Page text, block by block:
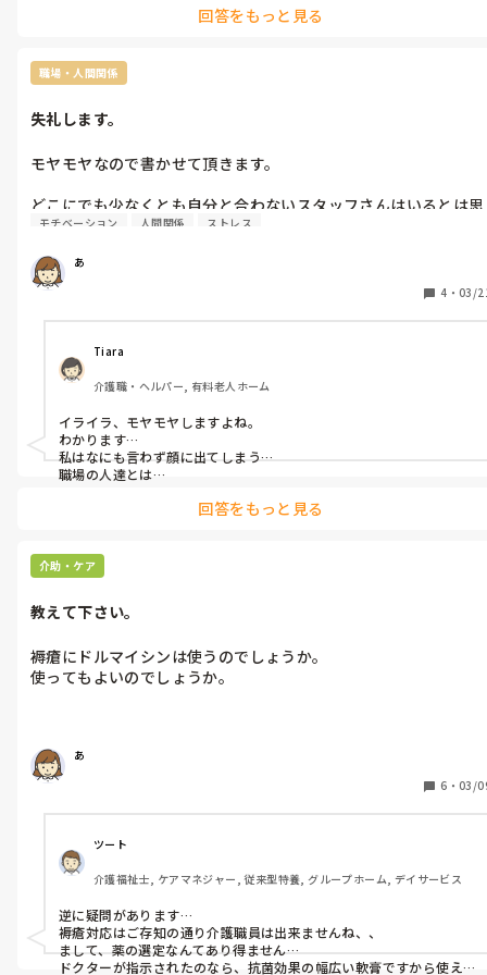
回答をもっと見る
職場・人間関係
失礼します。
モヤモヤなので書かせて頂きます。
どこにでも少なくとも自分と合わないスタッフさんはいるとは思
います。
自分の言った事が100%正しいとは思いませんが…。
私は腹が立って仕方がありません。
周りのスタッフさんは心が広く、「しょうがないないよ。出来な
いし、わからないのだからと」
bスタッフさんは「腹を立てずに注意出来たら良いのにね」と、
確かにそうなんです。
ばかにしているのか、私を下にみているからか、注意しても反論
がまったく関わらないわけにはいかないので…。
モチベーション 人間関係 ストレス
あ
4 ・ 03/
Tiara
介護職・ヘルパー, 有料老人ホーム
イライラ、モヤモヤしますよね。
わかります…
私はなにも言わず顔に出てしまう…
職場の人達とは
ご利用者様にはしっかり笑顔で対応しています(笑)
回答をもっと見る
介助・ケア
教えて下さい。
褥瘡にドルマイシンは使うのでしょうか。
あ
6 ・ 03/
ツート
介護福祉士, ケアマネジャー, 従来型特養, グループホーム, デイサービス
逆に疑問があります…
褥瘡対応はご存知の通り介護職員は出来ませんね、、
まして、薬の選定なんてあり得ません…
ドクターが指示されたのなら、抗菌効果の幅広い軟膏ですから使え